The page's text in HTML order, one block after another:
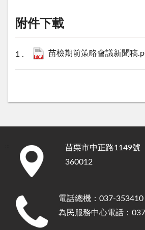
附件下載
苗檢期前策略會議新聞稿
苗栗市中正路1149號
360012
電話總機：037-353410
為民服務中心電話：